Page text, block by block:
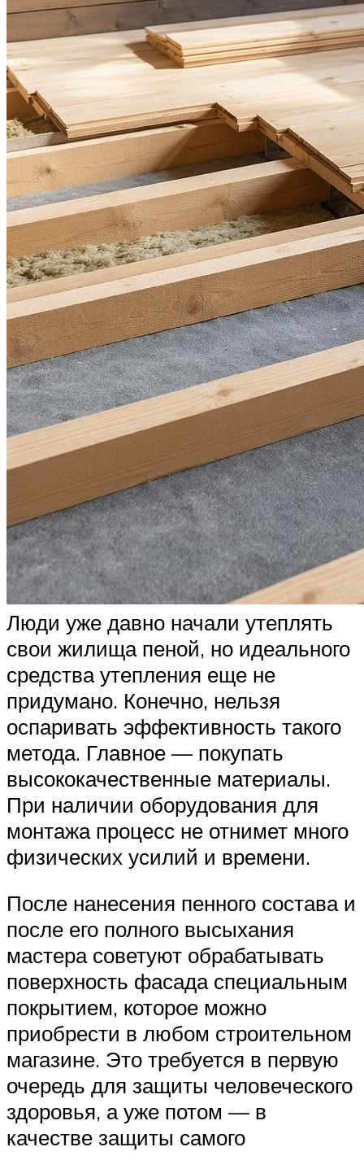
Люди уже давно начали утеплять
свои жилища пеной, но идеального
средства утепления еще не
придумано. Конечно, нельзя
оспаривать эффективность такого
метода. Главное — покупать
высококачественные материалы.
При наличии оборудования для
монтажа процесс не отнимет много
физических усилий и времени.
После нанесения пенного состава и
после его полного высыхания
мастера советуют обрабатывать
поверхность фасада специальным
покрытием, которое можно
приобрести в любом строительном
магазине. Это требуется в первую
очередь для защиты человеческого
здоровья, а уже потом — в
качестве защиты самого